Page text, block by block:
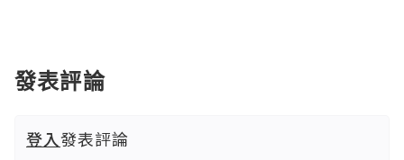
發表評論
登入發表評論